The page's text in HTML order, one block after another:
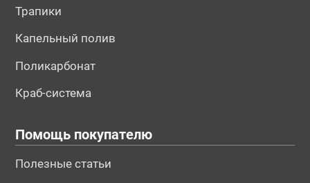
Трапики
Капельный полив
Поликарбонат
Краб-система
Помощь покупателю
Полезные статьи